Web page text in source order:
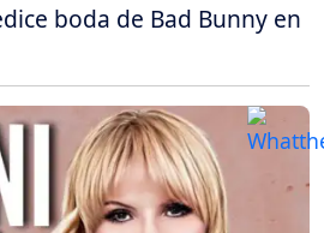
boda de Bad Bunny en